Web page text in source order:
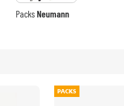
PacksNeumann
PACKS